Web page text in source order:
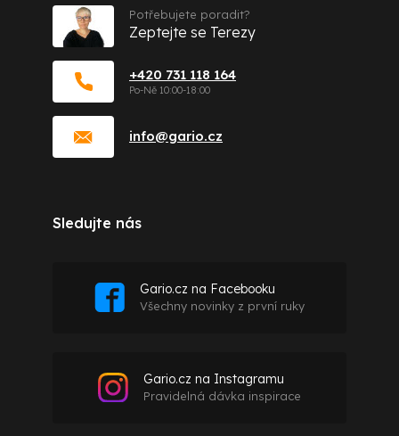
info@gario.cz
+420 731 118 164
Potřebujete poradit?
Zeptejte se Terezy
Sledujte nás
Gario.cz na Facebooku
Všechny novinky z první ruky
Gario.cz na Instagramu
Pravidelná dávka inspirace